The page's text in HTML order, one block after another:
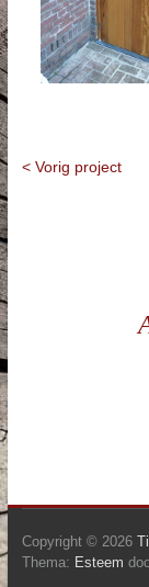
< Vorig project
Copyright © 2026
Thema: Esteem